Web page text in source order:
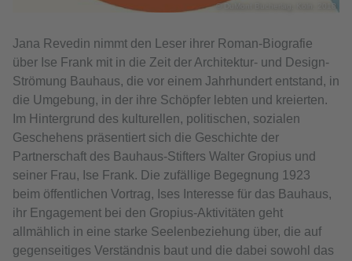
© DuMont Bucherlag, Köln, 2018
Jana Revedin nimmt den Leser ihrer Roman-Biografie
über Ise Frank mit in die Zeit der Architektur- und Design-
Strömung Bauhaus, die vor einem Jahrhundert entstand, in
die Umgebung, in der ihre Schöpfer lebten und kreierten.
Im Hintergrund des kulturellen, politischen, sozialen
Geschehens präsentiert sich die Geschichte der
Partnerschaft des Bauhaus-Stifters Walter Gropius und
seiner Frau, Ise Frank. Die zufällige Begegnung 1923
beim öffentlichen Vortrag, Ises Interesse für das Bauhaus,
ihr Engagement bei den Gropius-Aktivitäten geht
allmählich in eine starke Seelenbeziehung über, die auf
gegenseitiges Verständnis baut und die dabei sowohl das